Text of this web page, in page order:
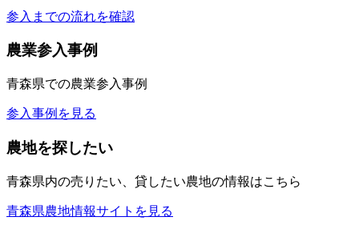
参入までの流れを確認
農業参入事例
青森県での農業参入事例
参入事例を見る
農地を探したい
青森県内の売りたい、貸したい農地の情報はこちら
青森県農地情報サイトを見る